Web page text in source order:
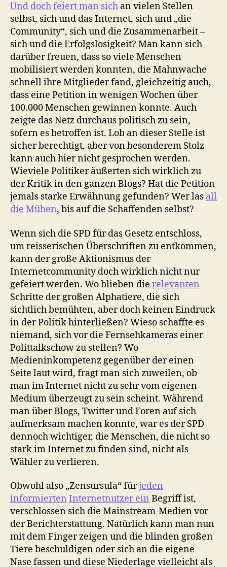
Und dochfeiert man sich an vielen Stellen
selbst, sich und das Internet, sich und „die
Community“, sich und die Zusammenarbeit –
sich und die Erfolgslosigkeit? Man kann sich
darüber freuen, dass so viele Menschen
mobilisiert werden konnten, die Mahnwache
schnell ihre Mitglieder fand, gleichzeitig auch,
dass eine Petition in wenigen Wochen über
100.000 Menschen gewinnen konnte. Auch
zeigte das Netz durchaus politisch zu sein,
sofern es betroffen ist. Lob an dieser Stelle ist
sicher berechtigt, aber von besonderem Stolz
kann auch hier nicht gesprochen werden.
Wieviele Politiker äußerten sich wirklich zu
der Kritik in den ganzen Blogs? Hat die Petition
jemals starke Erwähnung gefunden? Wer las all
die Mühen, bis auf die Schaffenden selbst?
Wenn sich die SPD für das Gesetz entschloss,
um reisserischen Überschriften zu entkommen,
kann der große Aktionismus der
Internetcommunity doch wirklich nicht nur
gefeiert werden. Wo blieben die relevanten
Schritte der großen Alphatiere, die sich
sichtlich bemühten, aber doch keinen Eindruck
in der Politik hinterließen? Wieso schaffte es
niemand, sich vor die Fernsehkameras einer
Polittalkschow zu stellen? Wo
Medieninkompetenz gegenüber der einen
Seite laut wird, fragt man sich zuweilen, ob
man im Internet nicht zu sehr vom eigenen
Medium überzeugt zu sein scheint. Während
man über Blogs, Twitter und Foren auf sich
aufmerksam machen konnte, war es der SPD
dennoch wichtiger, die Menschen, die nicht so
stark im Internet zu finden sind, nicht als
Wähler zu verlieren.
Obwohl also „Zensursula“ fürjeden
informierten Internetnutzer ein Begriff ist,
verschlossen sich die Mainstream-Medien vor
der Berichterstattung. Natürlich kann man nun
mit dem Finger zeigen und die blinden großen
Tiere beschuldigen oder sich an die eigene
Nase fassen und diese Niederlage vielleicht als